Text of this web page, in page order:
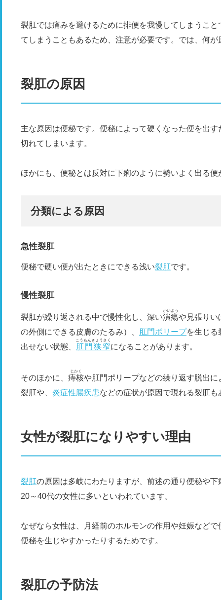
裂肛では痛みを避けるために排便を我慢してしまうこ
てしまうこともあるため、注意が必要です。では、何
裂肛の原因
主な原因は便秘です。便秘によって硬くなった便を出
切れてしまいます。
ほかにも、便秘とは反対に下痢のように勢いよく出る
分類による原因
急性裂肛
便秘で硬い便が出たときにできる浅い裂肛です。
慢性裂肛
裂肛が繰り返される中で慢性化し、深い潰瘍
かいよう
や見張りい
の外側にできる皮膚のたるみ）、
肛門ポリープを生じる
出せない状態、
肛門狭窄
こうもんきょうさく
になることがあります。
そのほかに、 痔核
じかく
や肛門ポリープなどの繰り返す脱出
裂肛や、 炎症性腸疾患などの症状が原因で現れる裂肛も
女性が裂肛になりやすい理由
裂肛の原因は多岐にわたりますが、前述の通り便秘や
20～40代の女性に多いといわれています。
なぜなら女性は、月経前のホルモンの作用や妊娠など
便秘を生じやすかったりするためです。
裂肛の予防法